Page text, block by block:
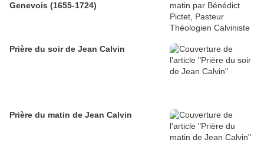
Genevois (1655-1724)
Prière du soir de Jean Calvin
Prière du matin de Jean Calvin